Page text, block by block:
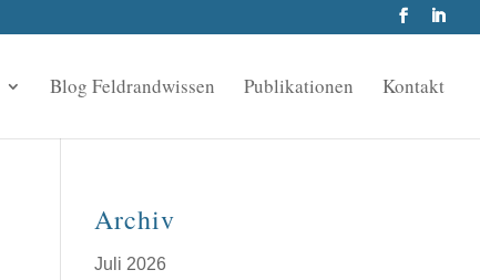
Blog Feldrandwissen Publikationen Kontakt
Archiv
Juli 2026